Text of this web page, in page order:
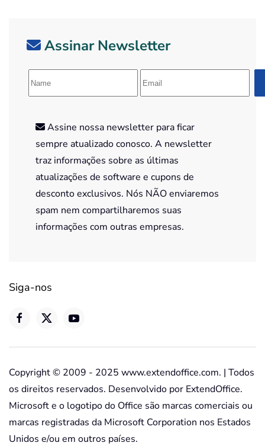
Assinar Newsletter
Assine nossa newsletter para ficar
sempre atualizado conosco. A newsletter
traz informações sobre as últimas
atualizações de software e cupons de
desconto exclusivos. Nós NÃO enviaremos
spam nem compartilharemos suas
informações com outras empresas.
Siga-nos
Copyright © 2009 - 2025 www.extendoffice.com. | Todos
os direitos reservados. Desenvolvido por ExtendOffice.
Microsoft e o logotipo do Office são marcas comerciais ou
marcas registradas da Microsoft Corporation nos Estados
Unidos e/ou em outros países.